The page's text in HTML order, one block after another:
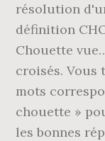
résolution
définition
Chouette
croisés. Vous
mots
chouette »
les bonnes